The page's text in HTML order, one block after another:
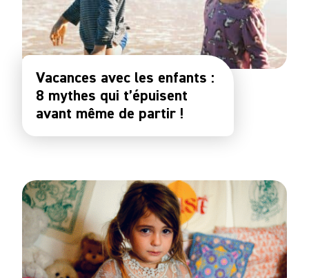
Vacances avec les enfants :
8 mythes qui t’épuisent
avant même de partir !